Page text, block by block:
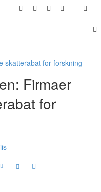
skatterabat for forskning
Firmaer
for